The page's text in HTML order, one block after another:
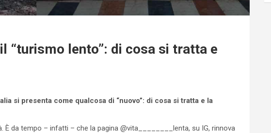
“turismo lento”: di cosa si tratta e
si presenta come qualcosa di “nuovo”: di cosa si tratta e la
È da tempo – infatti – che la pagina @vita________lenta, su IG, rinnova